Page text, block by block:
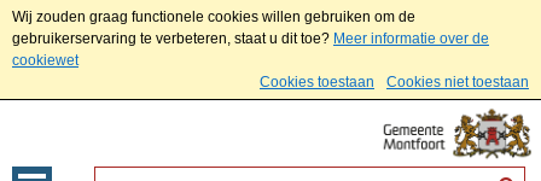
Wij zouden graag functionele cookies willen gebruiken om de
gebruikerservaring te verbeteren, staat u dit toe? Meer informatie over de
cookiewet
Cookies toestaan
Cookies niet toestaan